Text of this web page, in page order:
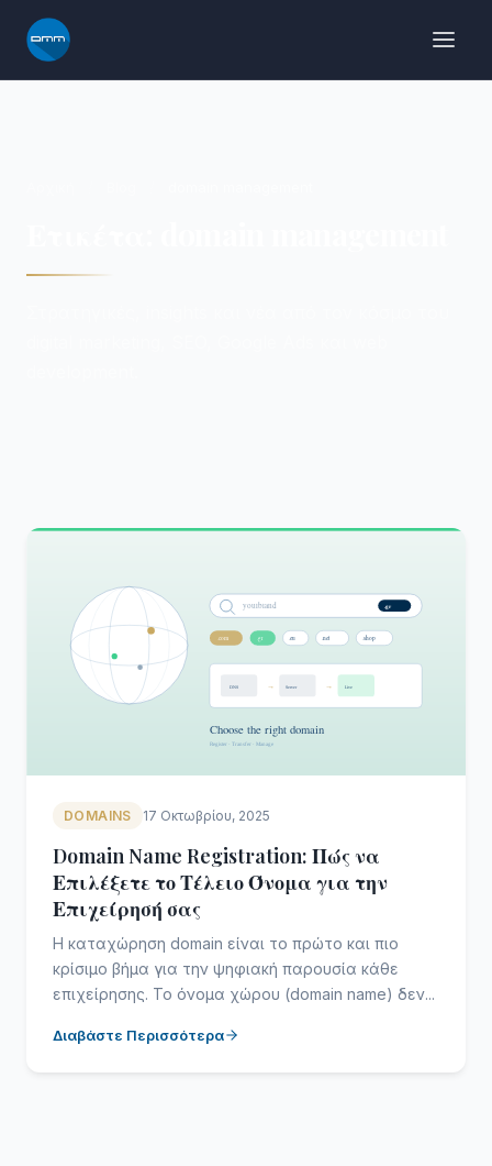
Μετάβαση
στο
περιεχόμενο
DOMAINS 17 Οκτωβρίου, 2025
Domain Name Registration: Πώς να
Επιλέξετε το Τέλειο Όνομα για την
Επιχείρησή σας
Η καταχώρηση domain είναι το πρώτο και πιο
κρίσιμο βήμα για την ψηφιακή παρουσία κάθε
επιχείρησης. Το όνομα χώρου (domain name) δεν...
Διαβάστε Περισσότερα